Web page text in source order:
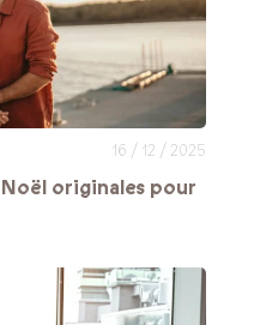
16 / 12 / 2025
originales pour